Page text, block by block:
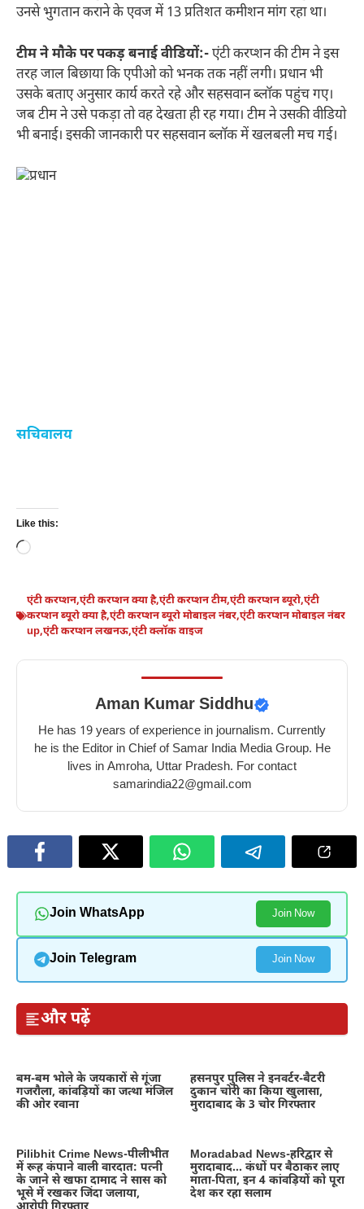
उनसे भुगतान कराने के एवज में 13 प्रतिशत कमीशन मांग रहा था।
टीम ने मौके पर पकड़ बनाई वीडियों:-एंटी करप्शन की टीम ने इस
तरह जाल बिछाया कि एपीओ को भनक तक नहीं लगी। प्रधान भी
उसके बताए अनुसार कार्य करते रहे और सहसवान ब्लॉक पहुंच गए।
जब टीम ने उसे पकड़ा तो वह देखता ही रह गया। टीम ने उसकी वीडियो
भी बनाई। इसकी जानकारी पर सहसवान ब्लॉक में खलबली मच गई।
सचिवालय
Like this:
Loading…
एंटी करप्शन,एंटी करप्शन क्या है,एंटी करप्शन टीम,एंटी करप्शन ब्यूरो,एंटी
करप्शन ब्यूरो क्या है,एंटी करप्शन ब्यूरो मोबाइल नंबर,एंटी करप्शन मोबाइल नंबर
up,एंटी करप्शन लखनऊ,एंटी क्लॉक वाइज
Aman Kumar Siddhu
He has 19 years of experience in journalism. Currently
he is the Editor in Chief of Samar India Media Group. He
lives in Amroha, Uttar Pradesh. For contact
samarindia22@gmail.com
Join WhatsApp Join Now
Join Telegram Join Now
और पढ़ें
बम-बम भोले के जयकारों से गूंजा
गजरौला, कांवड़ियों का जत्था मंजिल
की ओर रवाना
हसनपुर पुलिस ने इनवर्टर-बैटरी
दुकान चोरी का किया खुलासा,
मुरादाबाद के 3 चोर गिरफ्तार
Pilibhit Crime News-पीलीभीत
में रूह कंपाने वाली वारदात: पत्नी
के जाने से खफा दामाद ने सास को
भूसे में रखकर जिंदा जलाया,
Moradabad News-हरिद्वार से
मुरादाबाद… कंधों पर बैठाकर लाए
माता-पिता, इन 4 कांवड़ियों को पूरा
देश कर रहा सलाम